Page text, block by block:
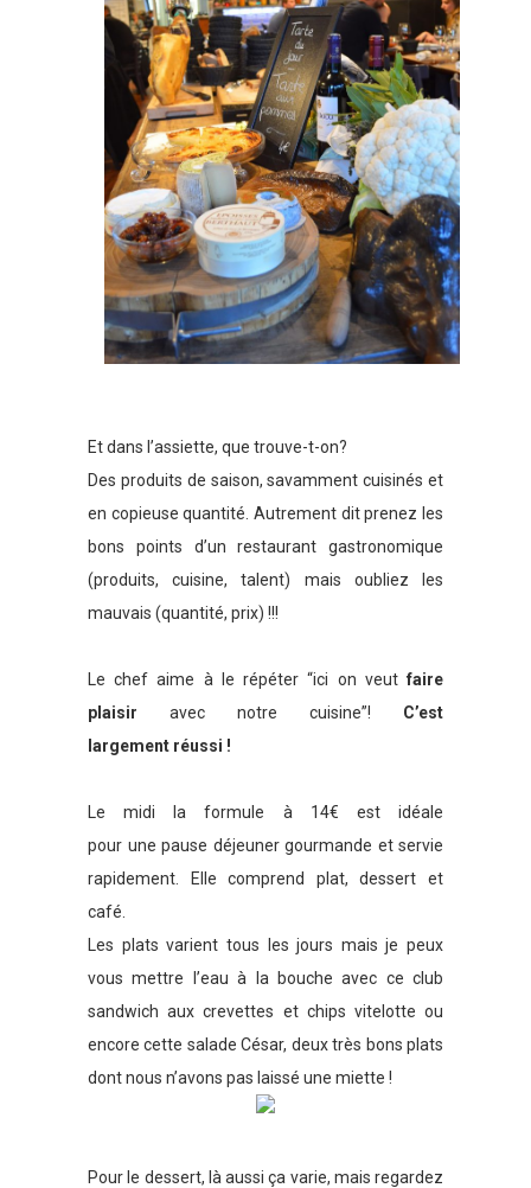
Et dans l’assiette, que trouve-t-on?
Des produits de saison, savamment cuisinés et
en copieuse quantité. Autrement dit prenez les
bons points d’un restaurant gastronomique
(produits, cuisine, talent) mais oubliez les
mauvais (quantité, prix) !!!
Le chef aime à le répéter “ici on veut faire
plaisir avec notre cuisine”! C’est
largement réussi !
Le midi la formule à 14€ est idéale
pour une pause déjeuner gourmande et servie
rapidement. Elle comprend plat, dessert et
café.
Les plats varient tous les jours mais je peux
vous mettre l’eau à la bouche avec ce club
sandwich aux crevettes et chips vitelotte ou
encore cette salade César, deux très bons plats
dont nous n’avons pas laissé une miette !
Pour le dessert, là aussi ça varie, mais regardez